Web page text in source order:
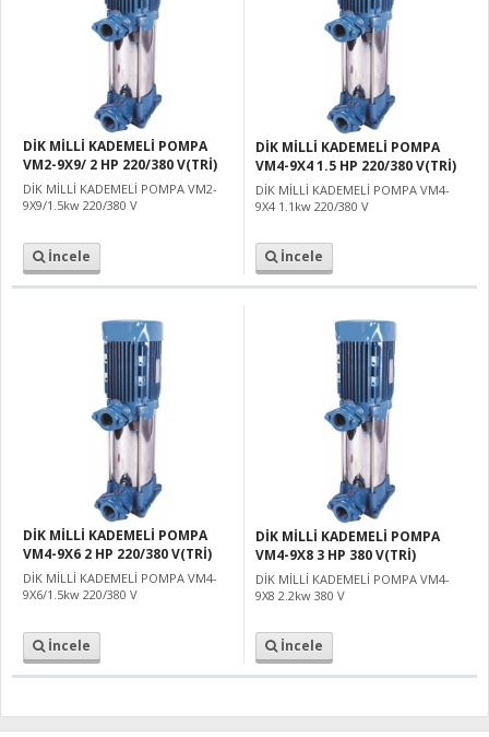
DİK MİLLİ KADEMELİ POMPA
VM2-9X9/ 2 HP 220/380 V(TRİ)
DİK MİLLİ KADEMELİ POMPA VM2-
9X9/1.5kw 220/380 V
İncele
DİK MİLLİ KADEMELİ POMPA
VM4-9X4 1.5 HP 220/380 V(TRİ)
DİK MİLLİ KADEMELİ POMPA VM4-
9X4 1.1kw 220/380 V
İncele
DİK MİLLİ KADEMELİ POMPA
VM4-9X6 2 HP 220/380 V(TRİ)
DİK MİLLİ KADEMELİ POMPA VM4-
9X6/1.5kw 220/380 V
İncele
DİK MİLLİ KADEMELİ POMPA
VM4-9X8 3 HP 380 V(TRİ)
DİK MİLLİ KADEMELİ POMPA VM4-
9X8 2.2kw 380 V
İncele